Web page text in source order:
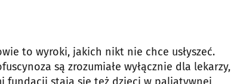
to wyroki, jakich nikt nie chce usłyszeć.
są zrozumiałe wyłącznie dla lekarzy,